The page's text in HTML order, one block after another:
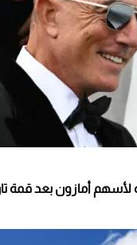
أمازون بعد قمة